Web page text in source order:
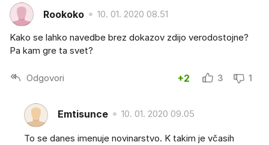
Rookoko 10. 01. 2020 08.51
Kako se lahko navedbe brez dokazov zdijo verodostojne?
Pa kam gre ta svet?
Odgovori +2 3 1
Emtisunce 10. 01. 2020 09.05
To se danes imenuje novinarstvo. K takim je včasih